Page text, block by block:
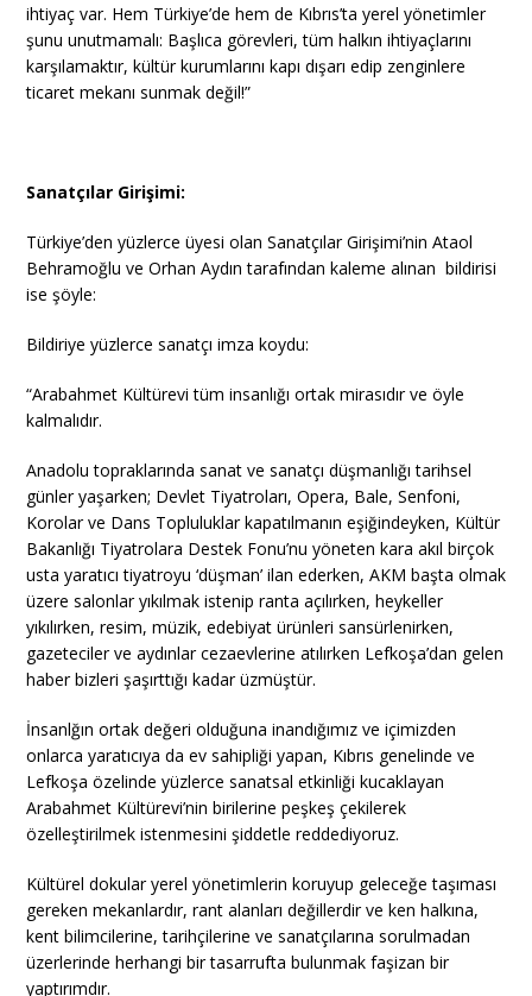
ihtiyaç var. Hem Türkiye’de hem de Kıbrıs’ta yerel yönetimler
şunu unutmamalı: Başlıca görevleri, tüm halkın ihtiyaçlarını
karşılamaktır, kültür kurumlarını kapı dışarı edip zenginlere
ticaret mekanı sunmak değil!”
Sanatçılar Girişimi:
Türkiye’den yüzlerce üyesi olan Sanatçılar Girişimi’nin Ataol
Behramoğlu ve Orhan Aydın tarafından kaleme alınan bildirisi
ise şöyle:
Bildiriye yüzlerce sanatçı imza koydu:
“Arabahmet Kültürevi tüm insanlığı ortak mirasıdır ve öyle
kalmalıdır.
Anadolu topraklarında sanat ve sanatçı düşmanlığı tarihsel
günler yaşarken; Devlet Tiyatroları, Opera, Bale, Senfoni,
Korolar ve Dans Topluluklar kapatılmanın eşiğindeyken, Kültür
Bakanlığı Tiyatrolara Destek Fonu’nu yöneten kara akıl birçok
usta yaratıcı tiyatroyu ‘düşman’ ilan ederken, AKM başta olmak
üzere salonlar yıkılmak istenip ranta açılırken, heykeller
yıkılırken, resim, müzik, edebiyat ürünleri sansürlenirken,
gazeteciler ve aydınlar cezaevlerine atılırken Lefkoşa’dan gelen
haber bizleri şaşırttığı kadar üzmüştür.
İnsanlğın ortak değeri olduğuna inandığımız ve içimizden
onlarca yaratıcıya da ev sahipliği yapan, Kıbrıs genelinde ve
Lefkoşa özelinde yüzlerce sanatsal etkinliği kucaklayan
Arabahmet Kültürevi’nin birilerine peşkeş çekilerek
özelleştirilmek istenmesini şiddetle reddediyoruz.
Kültürel dokular yerel yönetimlerin koruyup geleceğe taşıması
gereken mekanlardır, rant alanları değillerdir ve ken halkına,
kent bilimcilerine, tarihçilerine ve sanatçılarına sorulmadan
üzerlerinde herhangi bir tasarrufta bulunmak faşizan bir
yaptırımdır.